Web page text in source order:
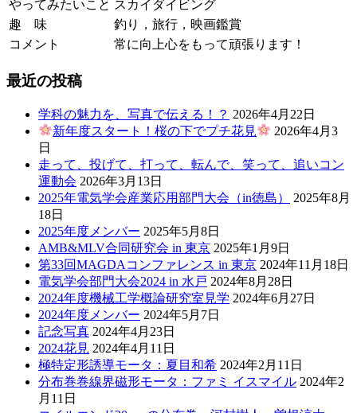
やってみたいこと スカイダイビング
趣 味
釣り，旅行，映画鑑賞
コメント
常に向上心をもって頑張ります！
最近の投稿
学科の魅力を、写真で伝える！？ 2026年4月22日
新年度スタート！桜の下でプチ花見
2026年4月3
日
走って、投げて、打って、転んで、笑って、追いコン
運動会 2026年3月13日
2025年電気学会産業応用部門大会（in徳島）
2025年8月
18日
2025年度メンバー 2025年5月8日
AMB&MLV合同研究会 in 東京 2025年1月9日
第33回MAGDAコンファレンス in 東京 2024年11月18日
電気学会部門大会2024 in 水戸 2024年8月28日
2024年度機械工学概論研究室見学 2024年6月27日
2024年度メンバー 2024年5月7日
記念写真 2024年4月23日
2024花見 2024年4月11日
極特定形誘導モータ：夏目和希 2024年2月11日
分布巻巻線界磁形モータ：ファミ イスマイル 2024年2
月11日